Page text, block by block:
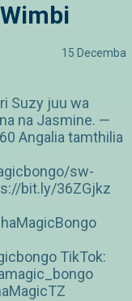
15 Decemba
Suzy juu wa
na Jasmine. —
Angalia tamthilia
sw-
bit.ly/36ZGjkz
TikTok: